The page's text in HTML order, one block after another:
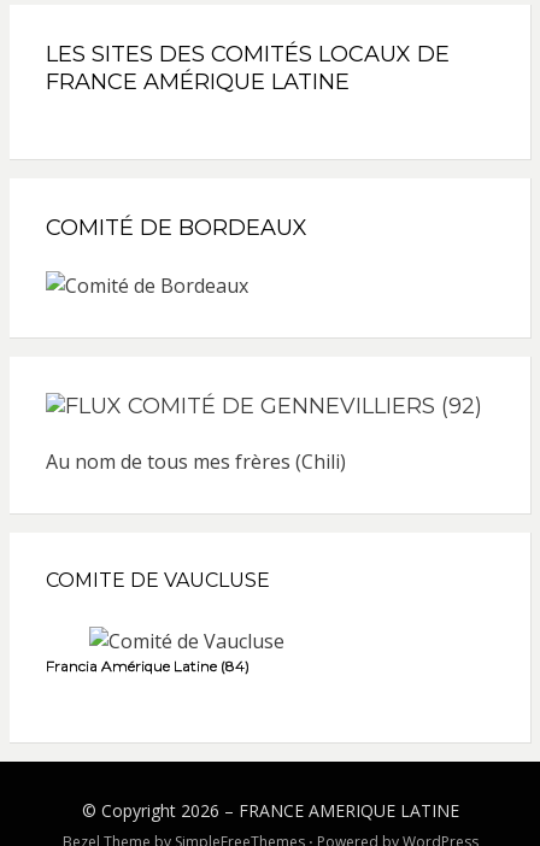
LES SITES DES COMITÉS LOCAUX DE
FRANCE AMÉRIQUE LATINE
COMITÉ DE BORDEAUX
COMITÉ DE GENNEVILLIERS (92)
Au nom de tous mes frères (Chili)
COMITE DE VAUCLUSE
Francia Amérique Latine (84)
© Copyright 2026 – FRANCE AMERIQUE LATINE
Bezel Theme by SimpleFreeThemes ⋅ Powered byWordPress